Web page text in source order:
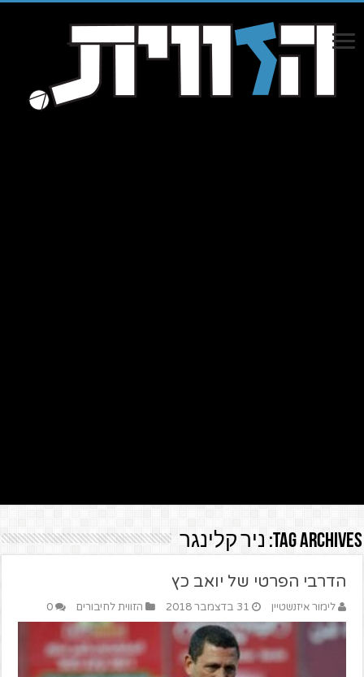
Tag Archives: ניר קלינגר
הדרבי הפרטי של יואב כץ
לימור איזנשטיין 31 בדצמבר 2018 הזווית לחיבורים 0